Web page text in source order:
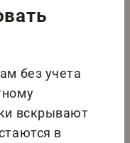
без учета
вскрывают
в